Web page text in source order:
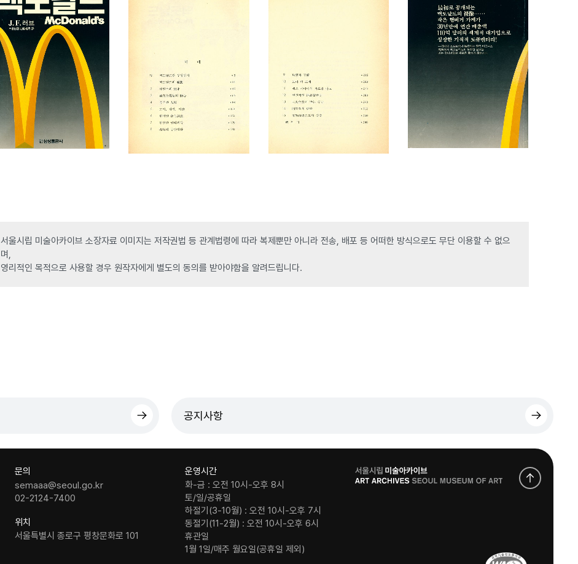
서울시립 미술아카이브 소장자료 이미지는 저작권법 등 관계법령에 따라 복제뿐만 아니라 전송, 배포 등 어떠한 방식으로도 무단 이용할 수 없으
며,
영리적인 목적으로 사용할 경우 원작자에게 별도의 동의를 받아야함을 알려드립니다.
공지사항
문의
semaaa@seoul.go.kr
02-2124-7400
위치
서울특별시 종로구 평창문화로 101
운영시간
화-금 : 오전 10시-오후 8시
토/일/공휴일
하절기(3-10월) : 오전 10시-오후 7시
동절기(11-2월) : 오전 10시-오후 6시
휴관일
1월 1일/매주 월요일(공휴일 제외)
로
고